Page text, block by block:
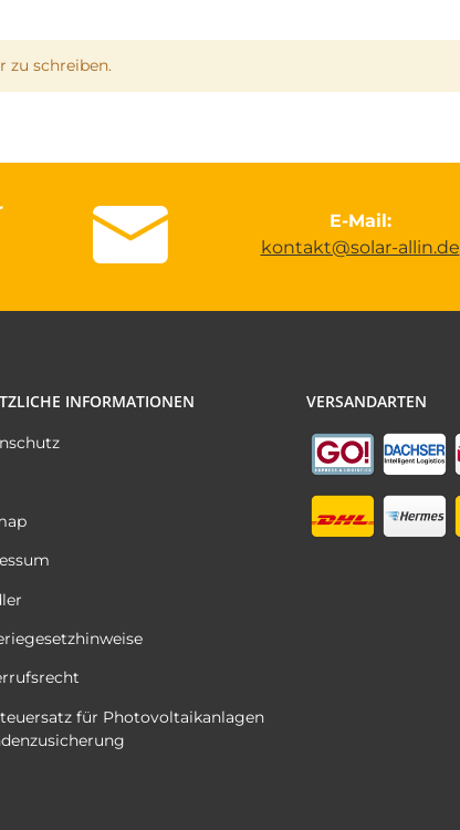
zu schreiben.
E-Mail:
kontakt@solar-allin.de
INFORMATIONEN
für Photovoltaikanlagen
VERSANDARTEN